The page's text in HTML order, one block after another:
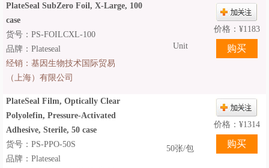
PlateSeal SubZero Foil, X-Large, 100
case
Unit
价格： ¥1183
货号：PS-FOILCXL-100
品牌：Plateseal
经销： 基因生物技术国际贸易
（上海）有限公司
PlateSeal Film, Optically Clear
Polyolefin, Pressure-Activated
Adhesive, Sterile, 50 case
50张/包
价格： ¥1314
货号：PS-PPO-50S
品牌：Plateseal